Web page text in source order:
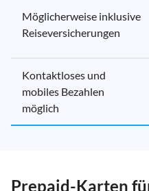
Möglicherweise inklusive
Reiseversicherungen
Kontaktloses und
mobiles Bezahlen
möglich
Prepaid-Karten